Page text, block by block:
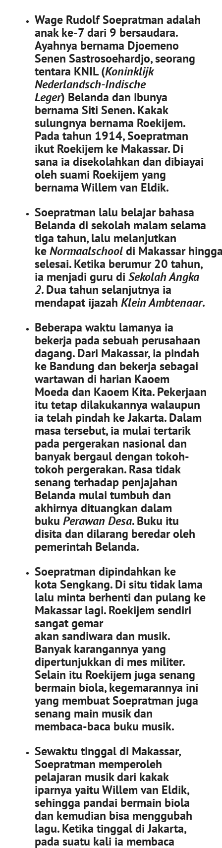
Wage Rudolf Soepratman adalah
anak ke-7 dari 9 bersaudara.
Ayahnya bernama Djoemeno
Senen Sastrosoehardjo, seorang
tentara KNIL (Koninklijk
Nederlandsch-Indische
Leger) Belanda dan ibunya
bernama Siti Senen. Kakak
sulungnya bernama Roekijem.
Pada tahun 1914, Soepratman
ikut Roekijem ke Makassar. Di
sana ia disekolahkan dan dibiayai
oleh suami Roekijem yang
bernama Willem van Eldik.
Soepratman lalu belajar bahasa
Belanda di sekolah malam selama
tiga tahun, lalu melanjutkan
keNormaalschooldi Makassar
selesai. Ketika berumur 20 tahun,
ia menjadi guru di Sekolah Angka
2. Dua tahun selanjutnya ia
mendapat ijazah Klein Ambtenaar.
Beberapa waktu lamanya ia
bekerja pada sebuah perusahaan
dagang. Dari Makassar, ia pindah
ke Bandung dan bekerja sebagai
wartawan di harian Kaoem
Moeda dan Kaoem Kita. Pekerjaan
itu tetap dilakukannya walaupun
ia telah pindah ke Jakarta. Dalam
masa tersebut, ia mulai tertarik
pada pergerakan nasional dan
banyak bergaul dengan tokoh-
tokoh pergerakan. Rasa tidak
senang terhadap penjajahan
Belanda mulai tumbuh dan
akhirnya dituangkan dalam
buku Perawan Desa. Buku itu
disita dan dilarang beredar oleh
pemerintah Belanda.
Soepratman dipindahkan ke
kota Sengkang. Di situ tidak lama
lalu minta berhenti dan pulang ke
Makassar lagi. Roekijem sendiri
sangat gemar
akan sandiwara dan musik.
Banyak karangannya yang
dipertunjukkan di mes militer.
Selain itu Roekijem juga senang
bermain biola, kegemarannya ini
yang membuat Soepratman juga
senang main musik dan
membaca-baca buku musik.
Sewaktu tinggal di Makassar,
Soepratman memperoleh
pelajaran musik dari kakak
iparnya yaitu Willem van Eldik,
sehingga pandai bermain biola
dan kemudian bisa menggubah
lagu. Ketika tinggal di Jakarta,
pada suatu kali ia membaca